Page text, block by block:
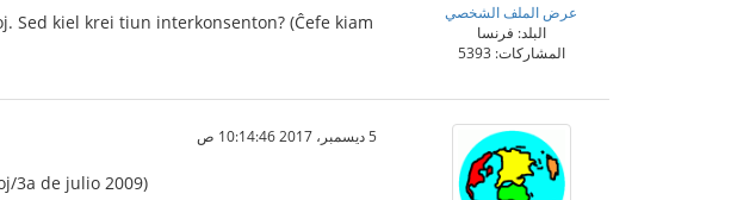
عرض الملف الشخصي
البلد: فرنسا
المشاركات: 5393
Sed kiel krei tiun interkonsenton? (Ĉefe kiam
5 ديسمبر، 2017 10:14:46 ص
3a de julio 2009)